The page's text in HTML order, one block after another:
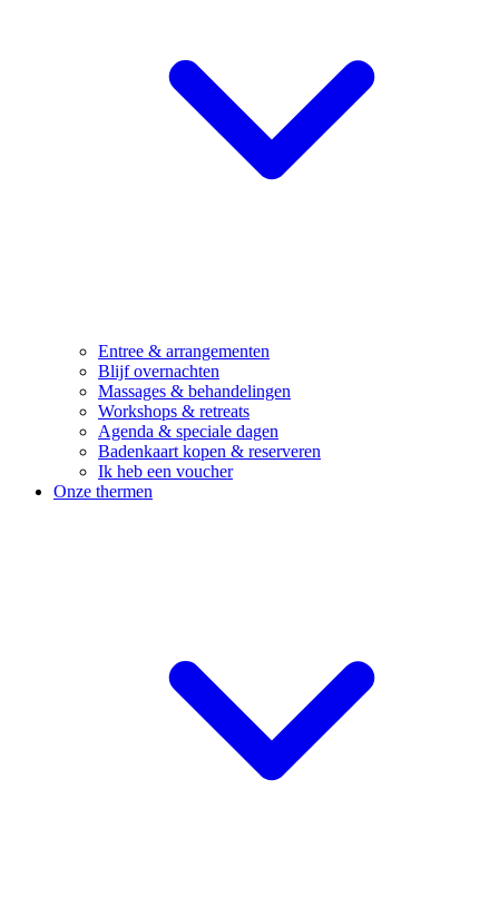
Entree & arrangementen
Blijf overnachten
Massages & behandelingen
Workshops & retreats
Agenda & speciale dagen
Badenkaart kopen & reserveren
Ik heb een voucher
Onze thermen